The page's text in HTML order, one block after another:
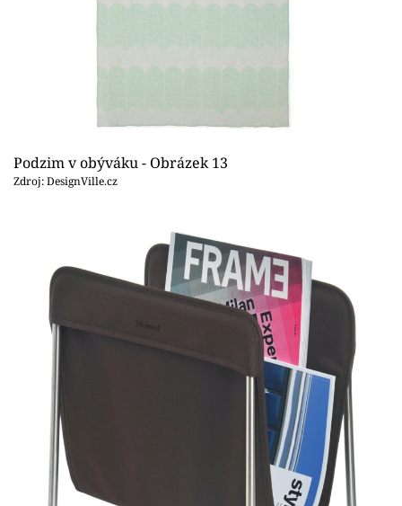
Podzim v obýváku - Obrázek 13
Zdroj: DesignVille.cz